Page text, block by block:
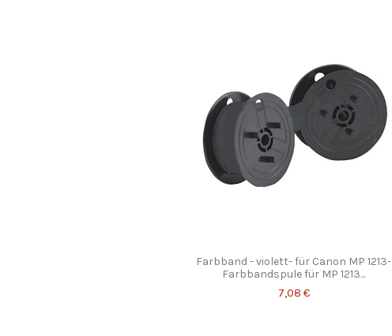
Farbband - violett- für Canon MP 1213-
Farbbandspule für MP 1213...
7,08 €